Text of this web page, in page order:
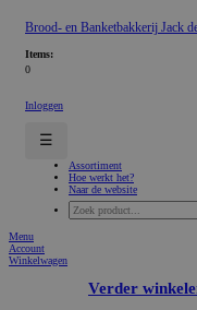
Brood- en Banketbakkerij Jack
Items:
0
Inloggen
☰
Assortiment
Hoe werkt het?
Naar de website
Menu
Account
Winkelwagen
Verder